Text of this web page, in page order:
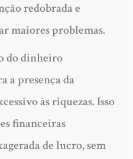
redobrada e
maiores problemas.
do dinheiro
a presença da
às riquezas. Isso
financeiras
de lucro, sem